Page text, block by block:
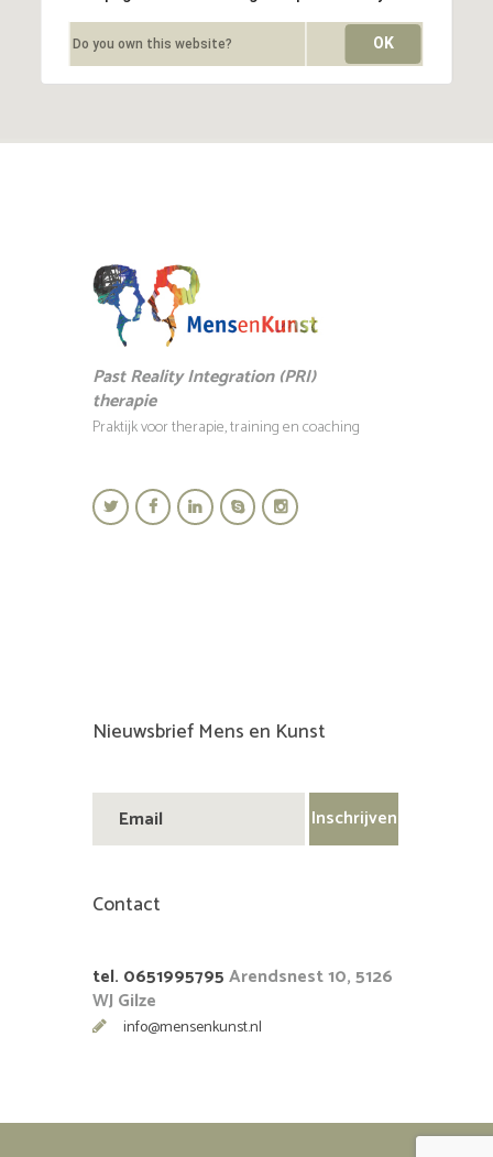
Do you own this website? OK
Past Reality Integration (PRI)
therapie
Praktijk voor therapie, training en coaching
Nieuwsbrief Mens en Kunst
Contact
tel. 0651995795Arendsnest 10, 5126
WJ Gilze
info@mensenkunst.nl